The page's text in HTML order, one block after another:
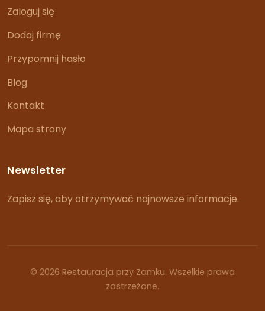
Zaloguj się
Dodaj firmę
Przypomnij hasło
Blog
Kontakt
Mapa strony
Newsletter
Zapisz się, aby otrzymywać najnowsze informacje.
© 2026 Restauracja przy Zamku. Wszelkie prawa
zastrzeżone.